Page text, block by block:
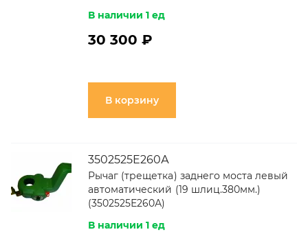
В наличии 1 ед
30 300 ₽
В корзину
3502525E260А
Рычаг (трещетка) заднего моста левый
автоматический (19 шлиц.380мм.)
(3502525Е260А)
В наличии 1 ед